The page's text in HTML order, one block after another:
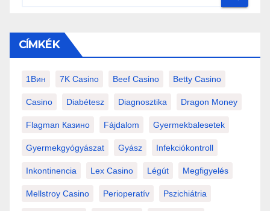
CÍMKÉK
1Вин 7K Casino Beef Casino Betty Casino
Casino Diabétesz Diagnosztika Dragon Money
Flagman Казино Fájdalom Gyermekbalesetek
Gyermekgyógyászat Gyász Infekciókontroll
Inkontinencia Lex Casino Légút Megfigyelés
Mellstroy Casino Perioperatív Pszichiátria